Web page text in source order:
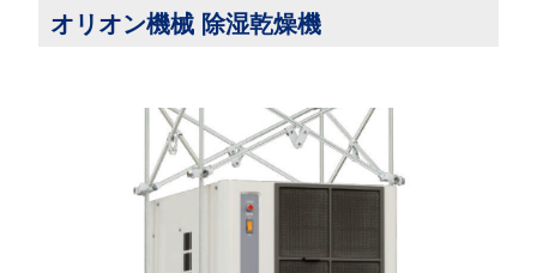
オリオン機械 除湿乾燥機